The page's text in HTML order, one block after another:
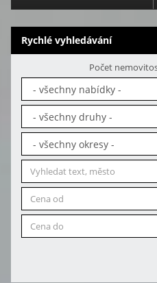
Rychlé vyhledávání
Počet